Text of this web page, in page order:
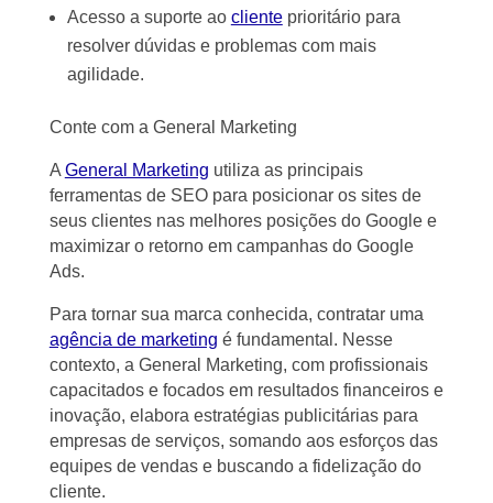
Acesso a suporte ao clienteprioritário para
resolver dúvidas e problemas com mais
agilidade.
Conte com a General Marketing
A General Marketing utiliza as principais
ferramentas de SEO para posicionar os sites de
seus clientes nas melhores posições do Google e
maximizar o retorno em campanhas do Google
Ads.
Para tornar sua marca conhecida, contratar uma
agência de marketing é fundamental. Nesse
contexto, a General Marketing, com profissionais
capacitados e focados em resultados financeiros e
inovação, elabora estratégias publicitárias para
empresas de serviços, somando aos esforços das
equipes de vendas e buscando a fidelização do
cliente.